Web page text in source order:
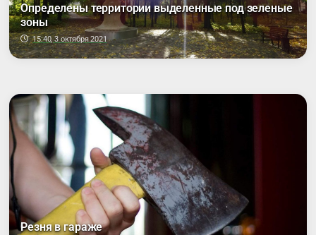
Определены территории выделенные под зеленые
зоны
15:40, 3 октября 2021
Резня в гараже